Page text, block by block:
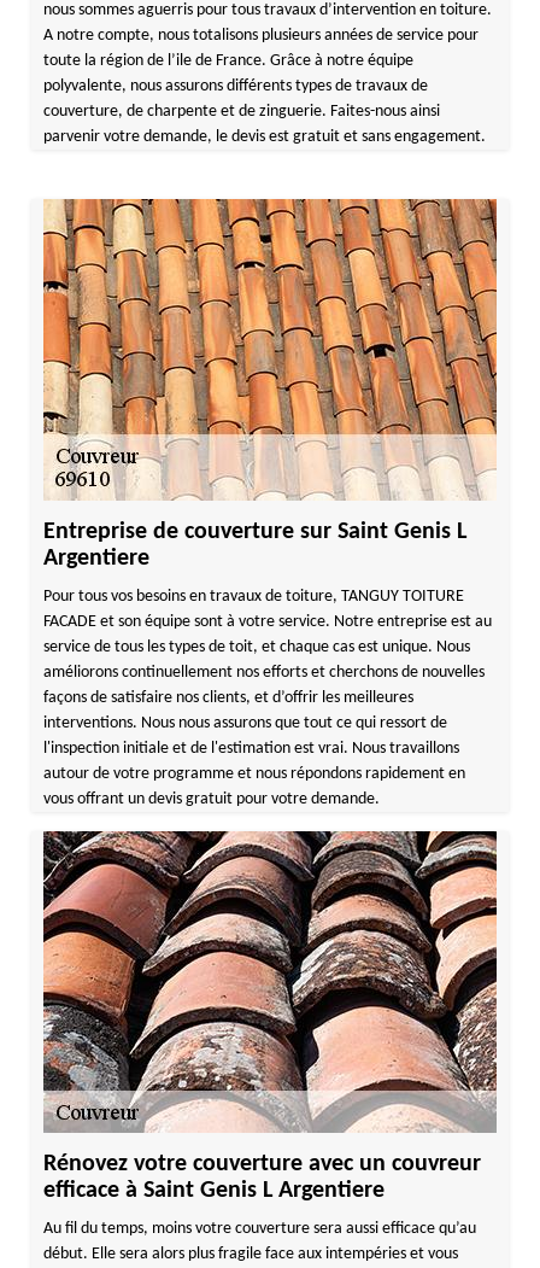
nous sommes aguerris pour tous travaux d’intervention en toiture.
A notre compte, nous totalisons plusieurs années de service pour
toute la région de l’ile de France. Grâce à notre équipe
polyvalente, nous assurons différents types de travaux de
couverture, de charpente et de zinguerie. Faites-nous ainsi
parvenir votre demande, le devis est gratuit et sans engagement.
Entreprise de couverture sur Saint Genis L
Argentiere
Pour tous vos besoins en travaux de toiture, TANGUY TOITURE
FACADE et son équipe sont à votre service. Notre entreprise est au
service de tous les types de toit, et chaque cas est unique. Nous
améliorons continuellement nos efforts et cherchons de nouvelles
façons de satisfaire nos clients, et d’offrir les meilleures
interventions. Nous nous assurons que tout ce qui ressort de
l'inspection initiale et de l'estimation est vrai. Nous travaillons
autour de votre programme et nous répondons rapidement en
vous offrant un devis gratuit pour votre demande.
Rénovez votre couverture avec un couvreur
efficace à Saint Genis L Argentiere
Au fil du temps, moins votre couverture sera aussi efficace qu’au
début. Elle sera alors plus fragile face aux intempéries et vous